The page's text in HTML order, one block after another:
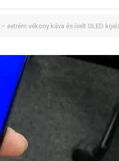
extrém vékony káva és ívelt OLED